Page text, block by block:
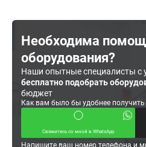
Необходима
оборудования?
Наши опытные специалисты с
бесплатно подобрать
бюджет
Как вам было бы удобнее
Свяжитесь со мной в WhatsApp
Напишите ваш номер телефона и